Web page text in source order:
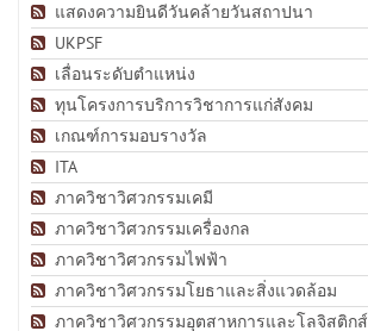
แสดงความยินดีวันคล้ายวันสถาปนา
UKPSF
เลื่อนระดับตำแหน่ง
ทุนโครงการบริการวิชาการแก่สังคม
เกณฑ์การมอบรางวัล
ITA
ภาควิชาวิศวกรรมเคมี
ภาควิชาวิศวกรรมเครื่องกล
ภาควิชาวิศวกรรมไฟฟ้า
ภาควิชาวิศวกรรมโยธาและสิ่งแวดล้อม
ภาควิชาวิศวกรรมอุตสาหการและโลจิสติกส์